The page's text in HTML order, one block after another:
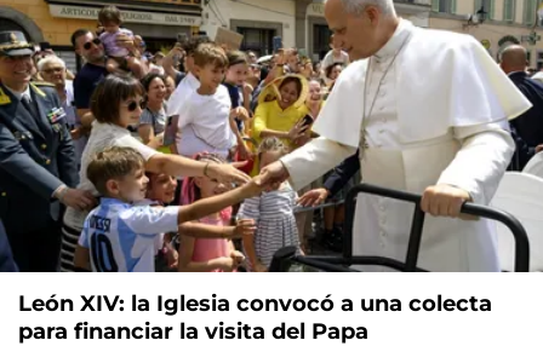
León XIV: la Iglesia convocó a una colecta
para financiar la visita del Papa